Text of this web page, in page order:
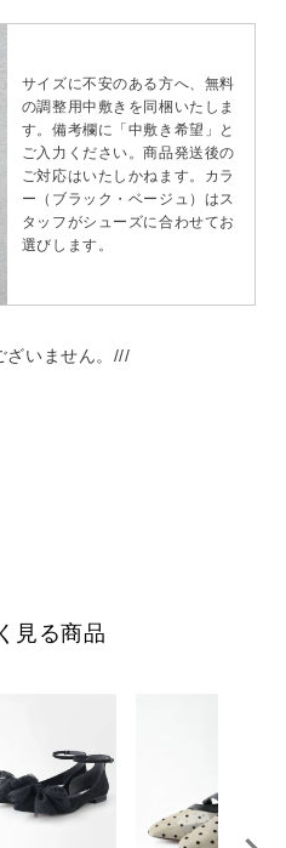
サイズに不安のある方へ、無料
の調整用中敷きを同梱いたしま
す。備考欄に「中敷き希望」と
ご入力ください。商品発送後の
ご対応はいたしかねます。カラ
ー（ブラック・ベージュ）はス
タッフがシューズに合わせてお
選びします。
ざいません。///
見る商品